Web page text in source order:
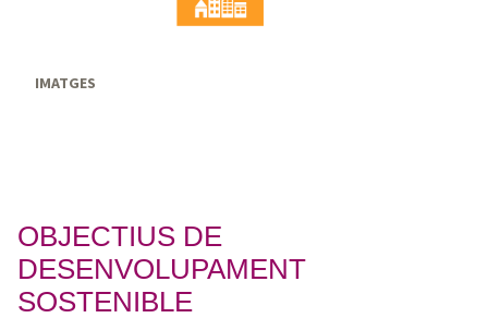
IMATGES
OBJECTIUS DE
DESENVOLUPAMENT
SOSTENIBLE